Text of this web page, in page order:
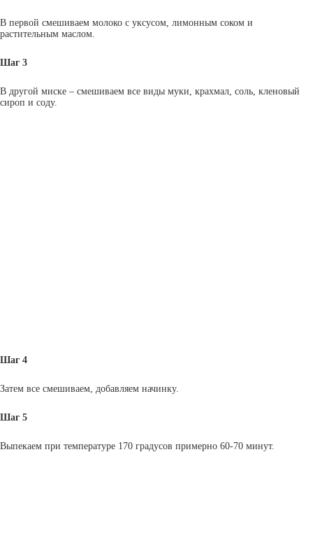
В первой смешиваем молоко с уксусом, лимонным соком и
растительным маслом.
Шаг 3
В другой миске – смешиваем все виды муки, крахмал, соль, кленовый
сироп и соду.
Шаг 4
Затем все смешиваем, добавляем начинку.
Шаг 5
Выпекаем при температуре 170 градусов примерно 60-70 минут.